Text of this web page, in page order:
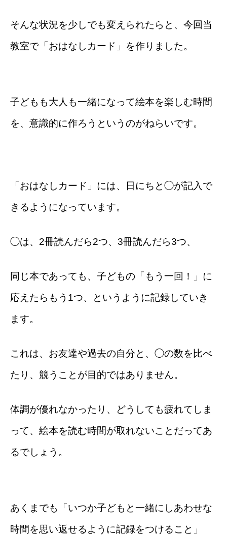
そんな状況を少しでも変えられたらと、今回当
教室で「おはなしカード」を作りました。
子どもも大人も一緒になって絵本を楽しむ時間
を、意識的に作ろうというのがねらいです。
「おはなしカード」には、日にちと◯が記入で
きるようになっています。
◯は、2冊読んだら2つ、3冊読んだら3つ、
同じ本であっても、子どもの「もう一回！」に
応えたらもう1つ、というように記録していき
ます。
これは、お友達や過去の自分と、◯の数を比べ
たり、競うことが目的ではありません。
体調が優れなかったり、どうしても疲れてしま
って、絵本を読む時間が取れないことだってあ
るでしょう。
あくまでも「いつか子どもと一緒にしあわせな
時間を思い返せるように記録をつけること」